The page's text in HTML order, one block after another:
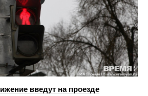
введут на проезде